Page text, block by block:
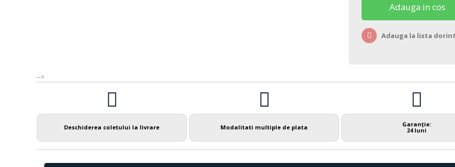
Adauga in cos
Adauga la lista
-->
Deschiderea coletului la livrare Modalitati multiple de plata
Garanție:
24 luni